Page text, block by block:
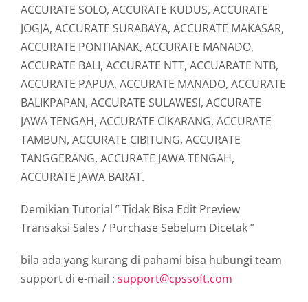
ACCURATE SOLO, ACCURATE KUDUS, ACCURATE
JOGJA, ACCURATE SURABAYA, ACCURATE MAKASAR,
ACCURATE PONTIANAK, ACCURATE MANADO,
ACCURATE BALI, ACCURATE NTT, ACCUARATE NTB,
ACCURATE PAPUA, ACCURATE MANADO, ACCURATE
BALIKPAPAN, ACCURATE SULAWESI, ACCURATE
JAWA TENGAH, ACCURATE CIKARANG, ACCURATE
TAMBUN, ACCURATE CIBITUNG, ACCURATE
TANGGERANG, ACCURATE JAWA TENGAH,
ACCURATE JAWA BARAT.
Demikian Tutorial ” Tidak Bisa Edit Preview
Transaksi Sales / Purchase Sebelum Dicetak ”
bila ada yang kurang di pahami bisa hubungi team
support di e-mail : support@cpssoft.com